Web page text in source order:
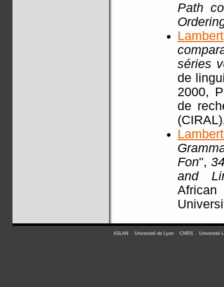
Path
séries
de
2000,
de
Fon",
and
African
ASLAN - Université de Lyon- CNRS- Université